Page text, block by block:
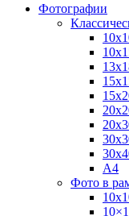
Фотографии
А4
Фото в